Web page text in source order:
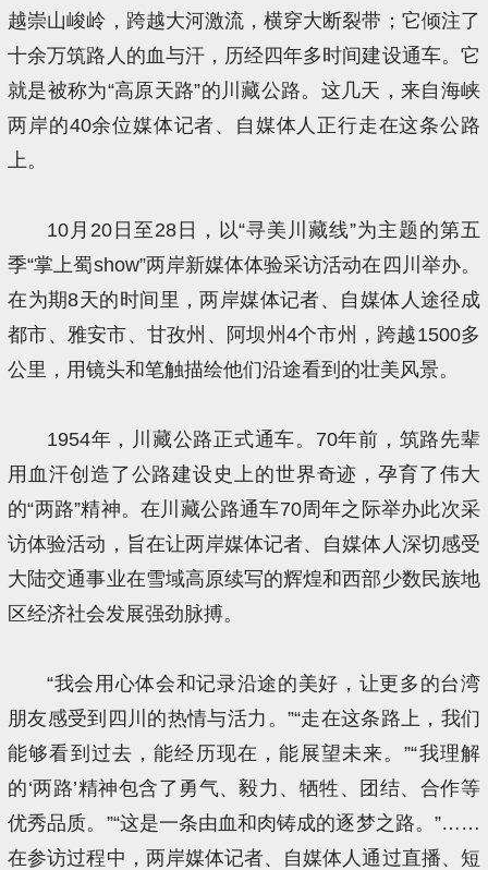
越崇山峻岭，跨越大河激流，横穿大断裂带；它倾注了
十余万筑路人的血与汗，历经四年多时间建设通车。它
就是被称为“高原天路”的川藏公路。这几天，来自海峡
两岸的40余位媒体记者、自媒体人正行走在这条公路
上。
10月20日至28日，以“寻美川藏线”为主题的第五
季“掌上蜀show”两岸新媒体体验采访活动在四川举办。
在为期8天的时间里，两岸媒体记者、自媒体人途径成
都市、雅安市、甘孜州、阿坝州4个市州，跨越1500多
公里，用镜头和笔触描绘他们沿途看到的壮美风景。
1954年，川藏公路正式通车。70年前，筑路先辈
用血汗创造了公路建设史上的世界奇迹，孕育了伟大
的“两路”精神。在川藏公路通车70周年之际举办此次采
访体验活动，旨在让两岸媒体记者、自媒体人深切感受
大陆交通事业在雪域高原续写的辉煌和西部少数民族地
区经济社会发展强劲脉搏。
“我会用心体会和记录沿途的美好，让更多的台湾
朋友感受到四川的热情与活力。”“走在这条路上，我们
能够看到过去，能经历现在，能展望未来。”“我理解
的‘两路’精神包含了勇气、毅力、牺牲、团结、合作等
优秀品质。”“这是一条由血和肉铸成的逐梦之路。”……
在参访过程中，两岸媒体记者、自媒体人通过直播、短